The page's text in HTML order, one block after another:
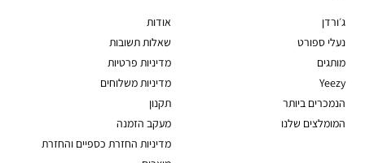
ג׳ורדן
נעלי ספורט
מותגים
Yeezy
הנמכרים ביותר
המומלצים שלנו
אודות
שאלות תשובות
מדיניות פרטיות
מדיניות משלוחים
תקנון
מעקב הזמנה
מדיניות החזרת כספיים והחזרת